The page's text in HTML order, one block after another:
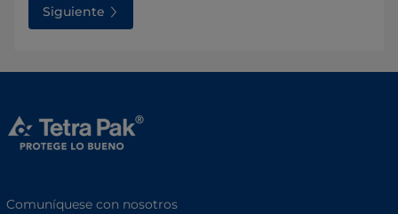
Siguiente
Comuníquese con nosotros